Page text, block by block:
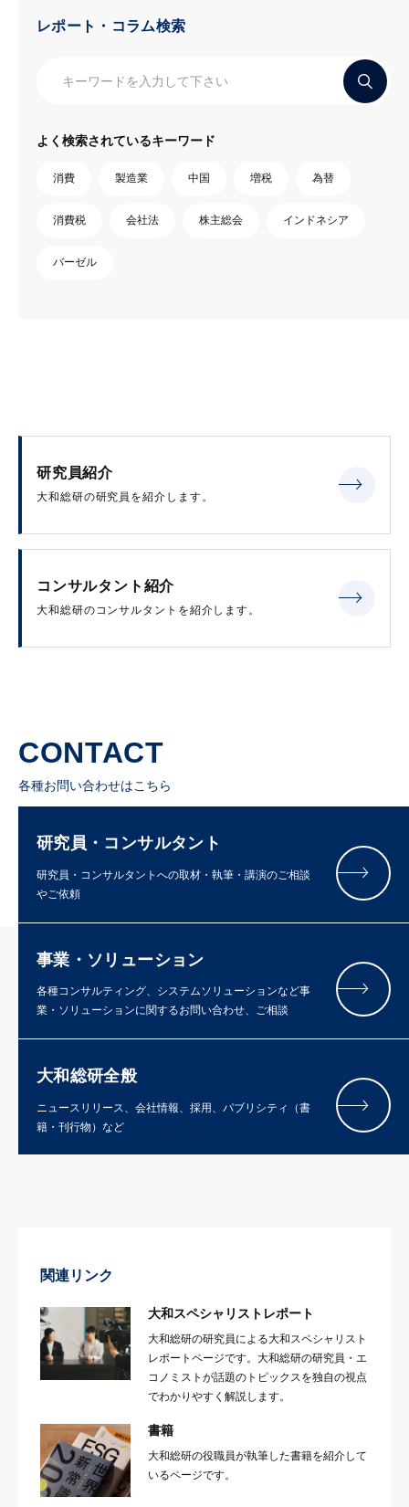
レポート・コラム検索
よく検索されているキーワード
消費 製造業 中国 増税 為替
消費税 会社法 株主総会 インドネシア
バーゼル
研究員紹介
大和総研の研究員を紹介します。
コンサルタント紹介
大和総研のコンサルタントを紹介します。
CONTACT
各種お問い合わせはこちら
研究員・コンサルタント
研究員・コンサルタントへの取材・執筆・講演のご相談
やご依頼
事業・ソリューション
各種コンサルティング、システムソリューションなど事
業・ソリューションに関するお問い合わせ、ご相談
大和総研全般
ニュースリリース、会社情報、採用、パブリシティ（書
籍・刊行物）など
関連リンク
大和スペシャリストレポート
大和総研の研究員による大和スペシャリスト
レポートページです。大和総研の研究員・エ
コノミストが話題のトピックスを独自の視点
でわかりやすく解説します。
書籍
大和総研の役職員が執筆した書籍を紹介して
いるページです。